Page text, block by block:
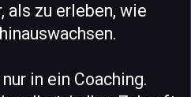
zu erleben, wie
in ein Coaching.